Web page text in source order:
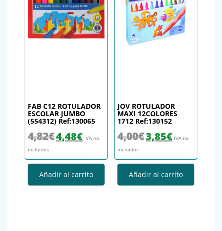
FAB C12 ROTULADOR
ESCOLAR JUMBO
(554312) Ref:130065
4,82€ El precio original era: 4,82€.
4,48€El precio actual es: 4,48€.
IVA no
incluidos
Añadir al carrito
JOV ROTULADOR
MAXI 12COLORES
1712 Ref:130152
4,00€ El precio original era: 4,00€.
3,85€El precio actual
IVA no
incluidos
Añadir al carrito